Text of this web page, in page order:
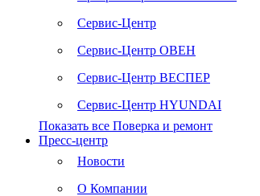
Сервис-Центр
Сервис-Центр ОВЕН
Сервис-Центр ВЕСПЕР
Сервис-Центр HYUNDAI
Показать все Поверка и ремонт
Пресс-центр
Новости
О Компании